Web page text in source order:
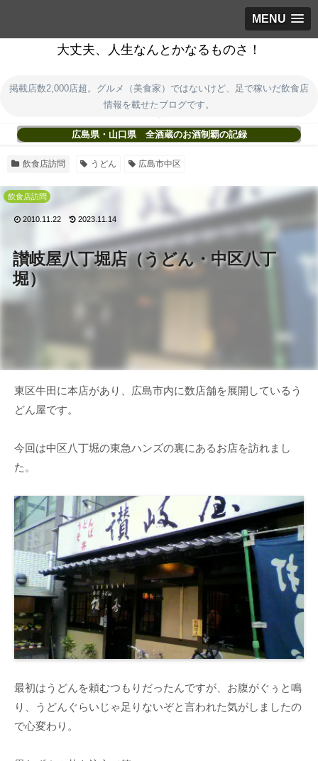
MENU
大丈夫、人生なんとかなるものさ！
掲載店数2,000店超。グルメ（美食家）ではないけど、足で稼いだ飲食店
情報を載せたブログです。
広島県・山口県 全酒蔵のお酒制覇の記録
飲食店訪問 うどん 広島市中区
讃岐屋八丁堀店（うどん・中区八丁
堀）
飲食店訪問
2010.11.22 2023.11.14
東区牛田に本店があり、広島市内に数店舗を展開しているう
どん屋です。
今回は中区八丁堀の東急ハンズの裏にあるお店を訪れまし
た。
最初はうどんを頼むつもりだったんですが、お腹がぐぅと鳴
り、うどんぐらいじゃ足りないぞと言われた気がしましたの
で心変わり。